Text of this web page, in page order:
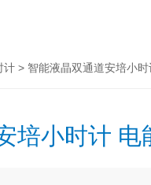
计 > 智能液晶双通道安培小
培小时计 电